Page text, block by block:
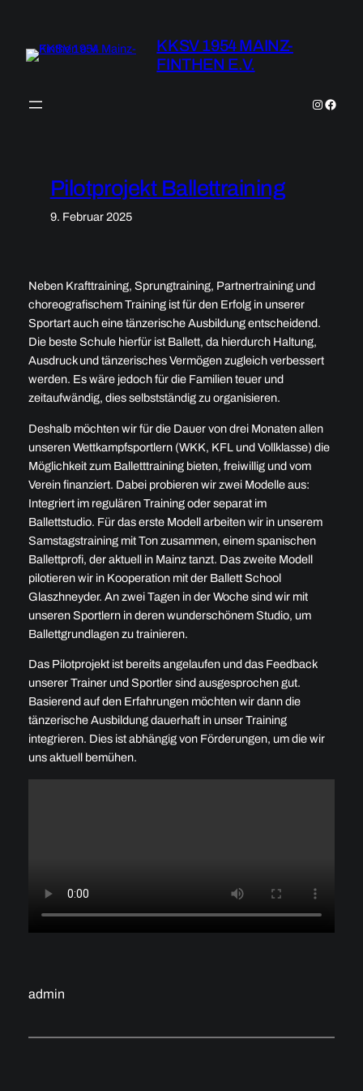
springen
KKSV 1954 MAINZ-
FINTHEN E.V.
Pilotprojekt Ballettraining
9. Februar 2025
Neben Krafttraining, Sprungtraining, Partnertraining und
choreografischem Training ist für den Erfolg in unserer
Sportart auch eine tänzerische Ausbildung entscheidend.
Die beste Schule hierfür ist Ballett, da hierdurch Haltung,
Ausdruck und tänzerisches Vermögen zugleich verbessert
werden. Es wäre jedoch für die Familien teuer und
zeitaufwändig, dies selbstständig zu organisieren.
Deshalb möchten wir für die Dauer von drei Monaten allen
unseren Wettkampfsportlern (WKK, KFL und Vollklasse) die
Möglichkeit zum Balletttraining bieten, freiwillig und vom
Verein finanziert. Dabei probieren wir zwei Modelle aus:
Integriert im regulären Training oder separat im
Ballettstudio. Für das erste Modell arbeiten wir in unserem
Samstagstraining mit Ton zusammen, einem spanischen
Ballettprofi, der aktuell in Mainz tanzt. Das zweite Modell
pilotieren wir in Kooperation mit der Ballett School
Glaszhneyder. An zwei Tagen in der Woche sind wir mit
unseren Sportlern in deren wunderschönem Studio, um
Ballettgrundlagen zu trainieren.
Das Pilotprojekt ist bereits angelaufen und das Feedback
unserer Trainer und Sportler sind ausgesprochen gut.
Basierend auf den Erfahrungen möchten wir dann die
tänzerische Ausbildung dauerhaft in unser Training
integrieren. Dies ist abhängig von Förderungen, um die wir
uns aktuell bemühen.
admin